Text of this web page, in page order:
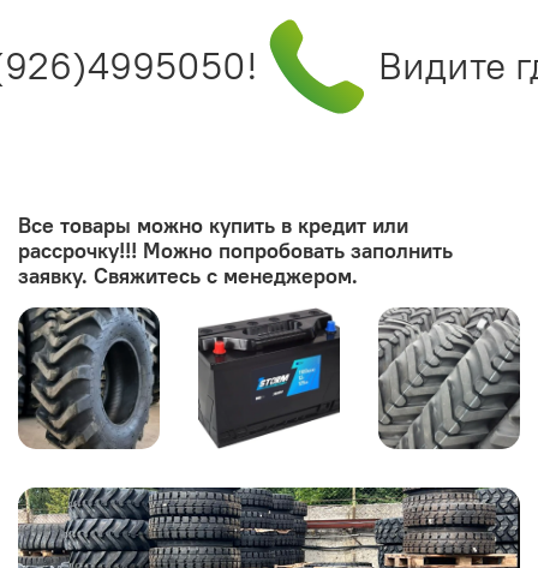
Видите
Все товары можно купить в кредит или
рассрочку!!! Можно попробовать заполнить
заявку. Свяжитесь с менеджером.